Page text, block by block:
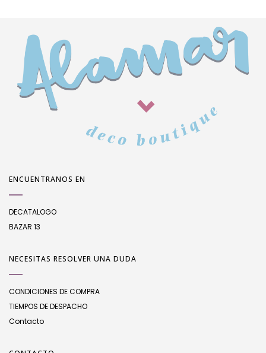
ENCUENTRANOS EN
DECATALOGO
BAZAR 13
NECESITAS RESOLVER UNA DUDA
CONDICIONES DE COMPRA
TIEMPOS DE DESPACHO
Contacto